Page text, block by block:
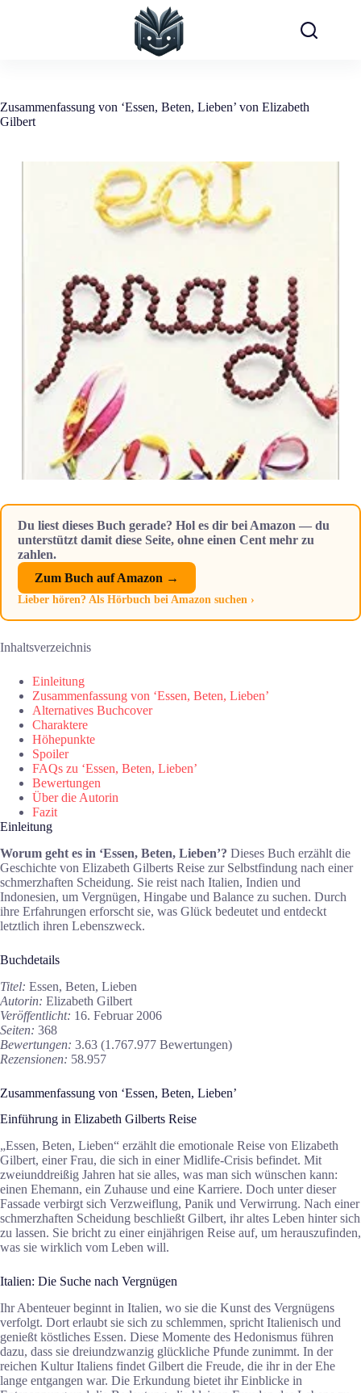
Zusammenfassung von ‘Essen, Beten, Lieben’ von Elizabeth
Gilbert
Du liest dieses Buch gerade? Hol es dir bei Amazon — du
unterstützt damit diese Seite, ohne einen Cent mehr zu
zahlen.
Zum Buch auf Amazon →
Lieber hören? Als Hörbuch bei Amazon suchen ›
Inhaltsverzeichnis
Einleitung
Zusammenfassung von ‘Essen, Beten, Lieben’
Alternatives Buchcover
Charaktere
Höhepunkte
Spoiler
FAQs zu ‘Essen, Beten, Lieben’
Bewertungen
Über die Autorin
Fazit
Einleitung
Worum geht es in ‘Essen, Beten, Lieben’? Dieses Buch erzählt die
Geschichte von Elizabeth Gilberts Reise zur Selbstfindung nach einer
schmerzhaften Scheidung. Sie reist nach Italien, Indien und
Indonesien, um Vergnügen, Hingabe und Balance zu suchen. Durch
ihre Erfahrungen erforscht sie, was Glück bedeutet und entdeckt
letztlich ihren Lebenszweck.
Buchdetails
Titel: Essen, Beten, Lieben
Autorin: Elizabeth Gilbert
Veröffentlicht: 16. Februar 2006
Seiten: 368
Bewertungen: 3.63 (1.767.977 Bewertungen)
Rezensionen: 58.957
Zusammenfassung von ‘Essen, Beten, Lieben’
Einführung in Elizabeth Gilberts Reise
„Essen, Beten, Lieben“ erzählt die emotionale Reise von Elizabeth
Gilbert, einer Frau, die sich in einer Midlife-Crisis befindet. Mit
zweiunddreißig Jahren hat sie alles, was man sich wünschen kann:
einen Ehemann, ein Zuhause und eine Karriere. Doch unter dieser
Fassade verbirgt sich Verzweiflung, Panik und Verwirrung. Nach einer
schmerzhaften Scheidung beschließt Gilbert, ihr altes Leben hinter sich
zu lassen. Sie bricht zu einer einjährigen Reise auf, um herauszufinden,
was sie wirklich vom Leben will.
Italien: Die Suche nach Vergnügen
Ihr Abenteuer beginnt in Italien, wo sie die Kunst des Vergnügens
verfolgt. Dort erlaubt sie sich zu schlemmen, spricht Italienisch und
genießt köstliches Essen. Diese Momente des Hedonismus führen
dazu, dass sie dreiundzwanzig glückliche Pfunde zunimmt. In der
reichen Kultur Italiens findet Gilbert die Freude, die ihr in der Ehe
lange entgangen war. Die Erkundung bietet ihr Einblicke in